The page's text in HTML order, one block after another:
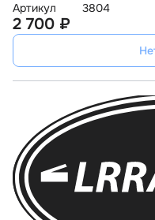
Артикул
3804
2 700 ₽